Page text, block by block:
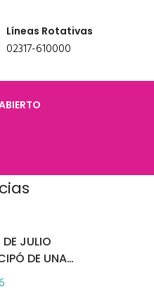
Líneas Rotativas
02317-610000
DE JULIO
DE UNA